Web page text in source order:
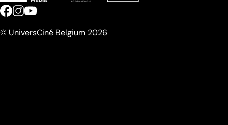
© UniversCiné Belgium 2026